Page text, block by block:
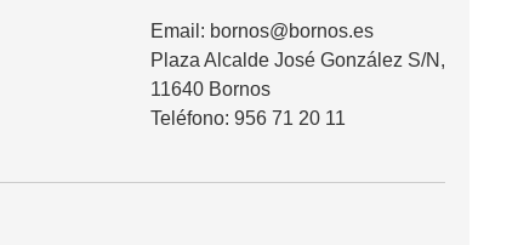
Email: bornos@bornos.es
Plaza Alcalde José González S/N,
11640 Bornos
Teléfono: 956 71 20 11